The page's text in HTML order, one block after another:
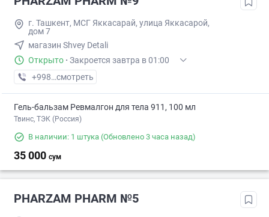
г. Ташкент, МСГ Яккасарай, улица Яккасарой,
дом 7
магазин Shvey Detali
Открыто · Закроется завтра в 01:00
+998 (77) XXX-XX-XX
смотреть
Гель-бальзам Ревмалгон для тела 911, 100 мл
Твинс, ТЭК (Россия)
В наличии: 1 штука (Обновлено 3 часа назад)
35 000 сум
PHARZAM PHARM №5